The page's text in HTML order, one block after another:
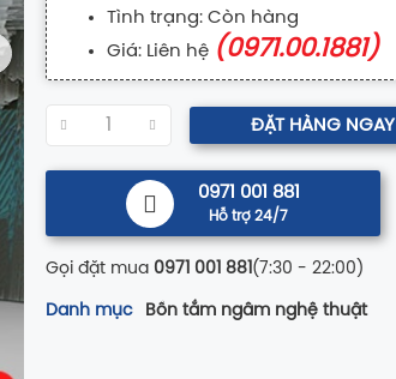
Tình trạng: Còn hàng
Giá: Liên hệ (0971.00.1881)
ĐẶT HÀNG NGAY
0971 001 881
Hỗ trợ 24/7
Gọi đặt mua0971 001 881(7:30 - 22:00)
Danh mục Bồn tắm ngâm nghệ thuật